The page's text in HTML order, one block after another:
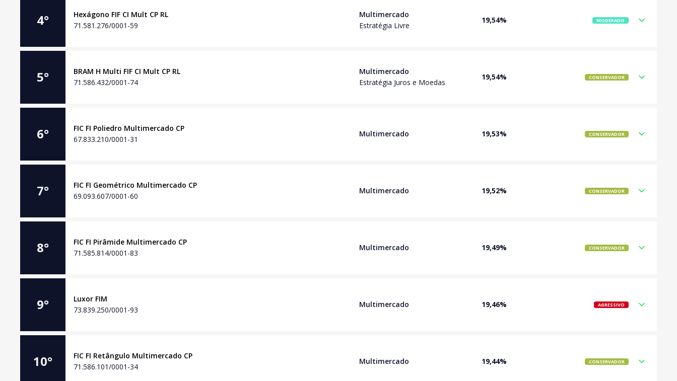
4°
Hexágono FIF CI Mult CP RL
71.581.276/0001-59
Multimercado
Estratégia Livre
19,54% MODERADO
5°
BRAM H Multi FIF CI Mult CP RL
71.586.432/0001-74
Multimercado
Estratégia Juros e Moedas
19,54% CONSERVADOR
6°
FIC FI Poliedro Multimercado CP
67.833.210/0001-31
Multimercado 19,53% CONSERVADOR
7°
FIC FI Geométrico Multimercado CP
69.093.607/0001-60
Multimercado 19,52% CONSERVADOR
8°
FIC FI Pirâmide Multimercado CP
71.585.814/0001-83
Multimercado 19,49% CONSERVADOR
9°
Luxor FIM
73.839.250/0001-93
Multimercado 19,46% AGRESSIVO
10°
FIC FI Retângulo Multimercado CP
71.586.101/0001-34
Multimercado 19,44% CONSERVADOR